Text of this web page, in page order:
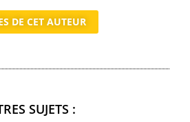
DE CET AUTEUR
SUJETS :